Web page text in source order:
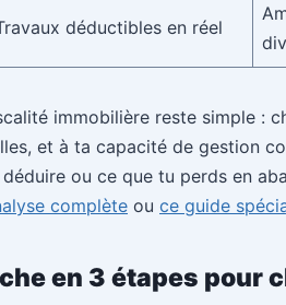
déductibles en réel
immobilière reste simple :
et à ta capacité de gestion
ou ce que tu perds en
complète ou ce guide
en 3 étapes pour